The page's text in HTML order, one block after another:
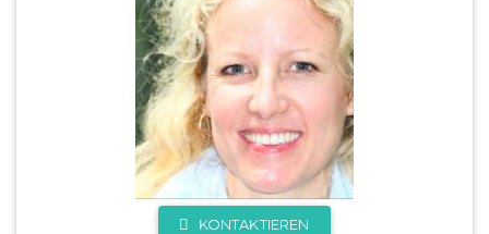
KONTAKTIEREN